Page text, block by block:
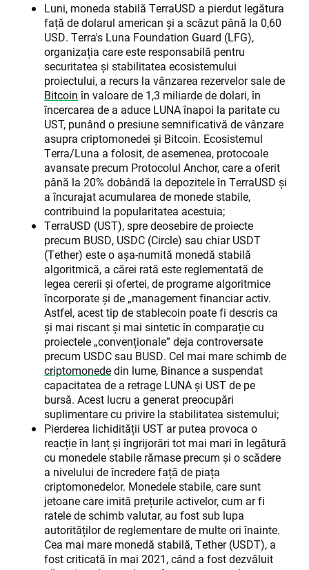
Luni, moneda stabilă TerraUSD a pierdut legătura
față de dolarul american și a scăzut până la 0,60
USD. Terra's Luna Foundation Guard (LFG),
organizația care este responsabilă pentru
securitatea și stabilitatea ecosistemului
proiectului, a recurs la vânzarea rezervelor sale de
Bitcoinîn valoare de 1,3 miliarde de dolari, în
încercarea de a aduce LUNA înapoi la paritate cu
UST, punând o presiune semnificativă de vânzare
asupra criptomonedei și Bitcoin. Ecosistemul
Terra/Luna a folosit, de asemenea, protocoale
avansate precum Protocolul Anchor, care a oferit
până la 20% dobândă la depozitele în TerraUSD și
a încurajat acumularea de monede stabile,
contribuind la popularitatea acestuia;
TerraUSD (UST), spre deosebire de proiecte
precum BUSD, USDC (Circle) sau chiar USDT
(Tether) este o așa-numită monedă stabilă
algoritmică, a cărei rată este reglementată de
legea cererii și ofertei, de programe algoritmice
încorporate și de „management financiar activ.
Astfel, acest tip de stablecoin poate fi descris ca
și mai riscant și mai sintetic în comparație cu
proiectele „convenționale” deja controversate
precum USDC sau BUSD. Cel mai mare schimb de
criptomonededin lume, Binance a suspendat
capacitatea de a retrage LUNA și UST de pe
bursă. Acest lucru a generat preocupări
suplimentare cu privire la stabilitatea sistemului;
Pierderea lichidității UST ar putea provoca o
reacție în lanț și îngrijorări tot mai mari în legătură
cu monedele stabile rămase precum și o scădere
a nivelului de încredere față de piața
criptomonedelor. Monedele stabile, care sunt
jetoane care imită prețurile activelor, cum ar fi
ratele de schimb valutar, au fost sub lupa
autorităților de reglementare de multe ori înainte.
Cea mai mare monedă stabilă, Tether (USDT), a
fost criticată în mai 2021, când a fost dezvăluit